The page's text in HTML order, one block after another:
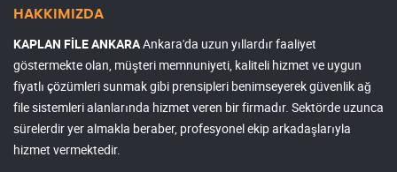
HAKKIMIZDA
KAPLAN FİLE ANKARAAnkara'da uzun yıllardır faaliyet
göstermekte olan, müşteri memnuniyeti, kaliteli hizmet ve uygun
fiyatlı çözümleri sunmak gibi prensipleri benimseyerek güvenlik ağ
file sistemleri alanlarında hizmet veren bir firmadır. Sektörde uzunca
sürelerdir yer almakla beraber, profesyonel ekip arkadaşlarıyla
hizmet vermektedir.